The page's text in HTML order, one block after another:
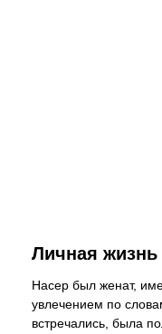
Личная жизнь
Насер был женат,
увлечением по
встречались, была